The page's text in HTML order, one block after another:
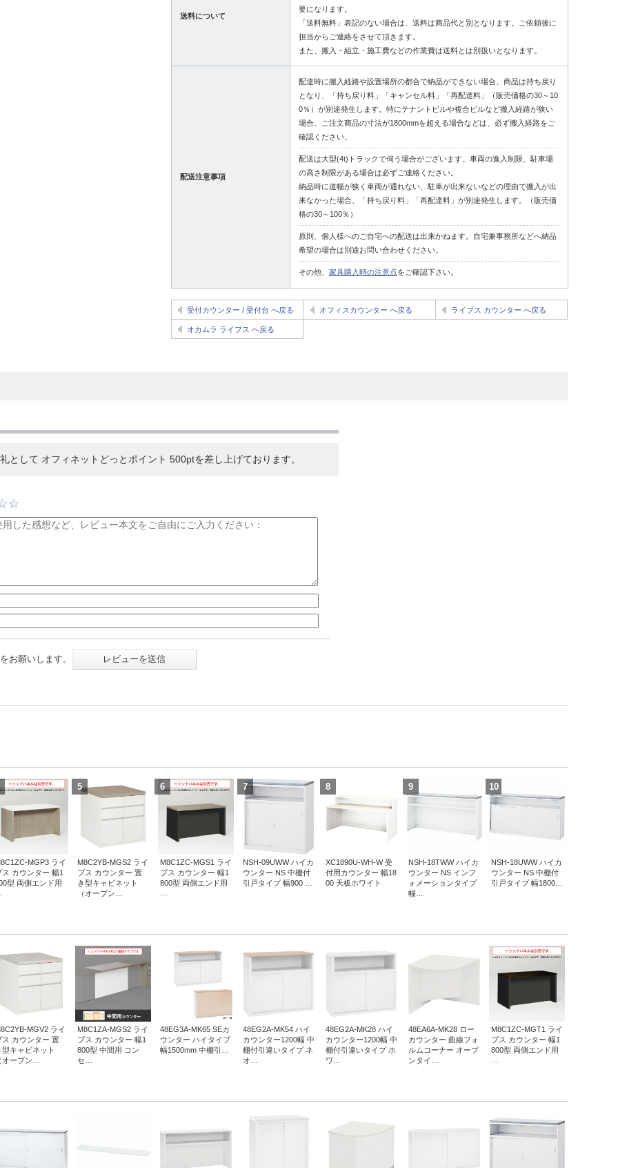
送料について
要になります。
「送料無料」表記のない場合は、送料は商品代と別となります。ご依頼後に
担当からご連絡をさせて頂きます。
また、搬入・組立・施工費などの作業費は送料とは別扱いとなります。
配送注意事項
配達時に搬入経路や設置場所の都合で納品ができない場合、商品は持ち戻り
となり、「持ち戻り料」「キャンセル料」「再配達料」（販売価格の30～10
0％）が別途発生します。特にテナントビルや複合ビルなど搬入経路が狭い
場合、ご注文商品の寸法が1800mmを超える場合などは、必ず搬入経路をご
確認ください。
配送は大型(4t)トラックで伺う場合がございます。車両の進入制限、駐車場
の高さ制限がある場合は必ずご連絡ください。
納品時に道幅が狭く車両が通れない、駐車が出来ないなどの理由で搬入が出
来なかった場合、「持ち戻り料」「再配達料」が別途発生します。（販売価
格の30～100％）
原則、個人様へのご自宅への配送は出来かねます。自宅兼事務所などへ納品
希望の場合は別途お問い合わせください。
その他、 家具購入時の注意点をご確認下さい。
受付カウンター / 受付台 へ戻る オフィスカウンター へ戻る ライブス カウンター へ戻る
オカムラ ライブス へ戻る
して オフィネットどっとポイント 500ptを差し上げております。
お願いします。 レビューを送信
MGP3 ライ
ス カウンター 幅1
型 両側エンド用
5
M8C2YB-MGS2 ライ
ブス カウンター 置
き型キャビネット
（オープン…
6
M8C1ZC-MGS1 ライ
ブス カウンター 幅1
800型 両側エンド用
…
7
NSH-09UWW ハイカ
ウンター NS 中棚付
引戸タイプ 幅900 …
8
XC1890U-WH-W 受
付用カウンター 幅18
00 天板ホワイト
9
NSH-18TWW ハイカ
ウンター NS インフ
ォメーションタイプ
幅…
10
NSH-18UWW ハイカ
ウンター NS 中棚付
引戸タイプ 幅1800…
MGV2 ライ
ス カウンター 置
型キャビネット
オープン…
M8C1ZA-MGS2 ライ
ブス カウンター 幅1
800型 中間用 コン
セ…
48EG3A-MK65 SEカ
ウンター ハイタイプ
幅1500mm 中棚引…
48EG2A-MK54 ハイ
カウンター1200幅 中
棚付引違いタイプ ネ
オ…
48EG2A-MK28 ハイ
カウンター1200幅 中
棚付引違いタイプ ホ
ワ…
48EA6A-MK28 ロー
カウンター 曲線フォ
ルムコーナー オープ
ンタイ…
M8C1ZC-MGT1 ライ
ブス カウンター 幅1
800型 両側エンド用
…